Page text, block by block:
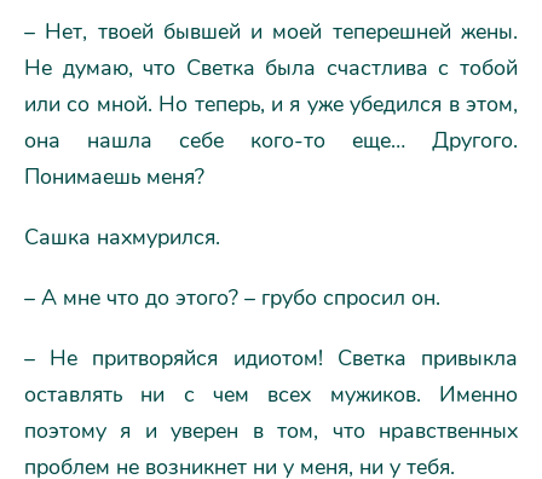
– Нет, твоей бывшей и моей теперешней жены.
Не думаю, что Светка была счастлива с тобой
или со мной. Но теперь, и я уже убедился в этом,
она нашла себе кого-то еще… Другого.
Понимаешь меня?
Сашка нахмурился.
– А мне что до этого? – грубо спросил он.
– Не притворяйся идиотом! Светка привыкла
оставлять ни с чем всех мужиков. Именно
поэтому я и уверен в том, что нравственных
проблем не возникнет ни у меня, ни у тебя.